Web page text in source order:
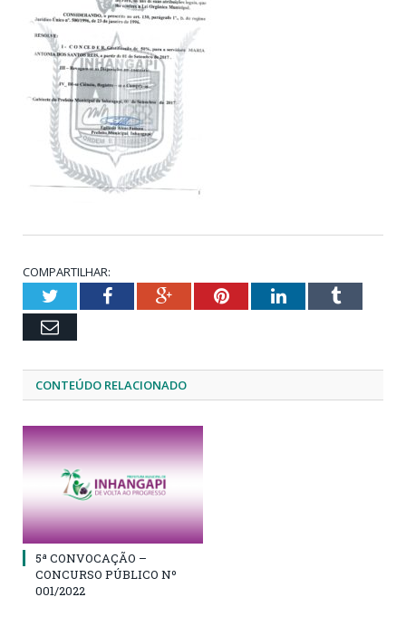
COMPARTILHAR:
TwitterFacebookGoogle+PinterestLinkedInTumblr
Email
CONTEÚDO RELACIONADO
5ª CONVOCAÇÃO –
CONCURSO PÚBLICO Nº
001/2022